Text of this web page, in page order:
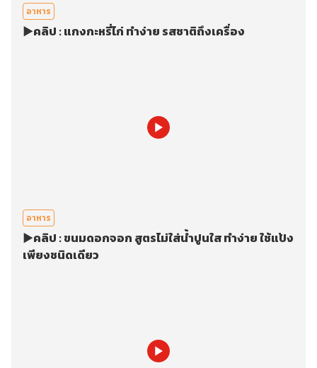
อาหาร
▶️คลิป : แกงกะหรี่ไก่ ทำง่าย รสชาติถึงเครื่อง
อาหาร
▶️คลิป : ขนมดอกจอก สูตรไม่ใส่น้ำปูนใส ทำง่าย ใช้แป้ง
เพียงชนิดเดียว